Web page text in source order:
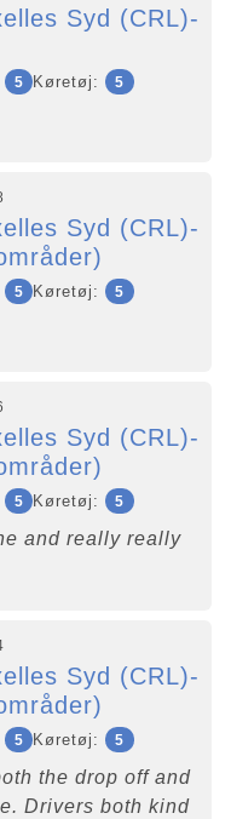
Syd (CRL)-
5 Køretøj: 5
Syd (CRL)-
5 Køretøj: 5
Syd (CRL)-
5 Køretøj: 5
and really really
Syd (CRL)-
5 Køretøj: 5
the drop off and
Drivers both kind